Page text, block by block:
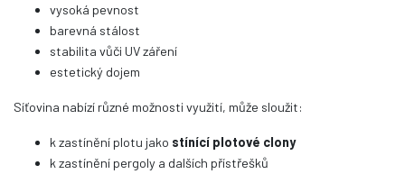
vysoká pevnost
barevná stálost
stabilita vůči UV záření
estetický dojem
Síťovina nabízí různé možnosti využití, může sloužit:
k zastínění plotu jako stínící plotové clony
k zastínění pergoly a dalších přístřešků